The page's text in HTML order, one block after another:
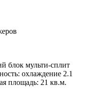
блок мульти-сплит
охлаждение 2.1
площадь: 21 кв.м.